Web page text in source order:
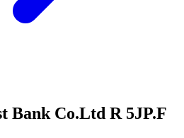
Bank Co.Ltd R 5JP.F